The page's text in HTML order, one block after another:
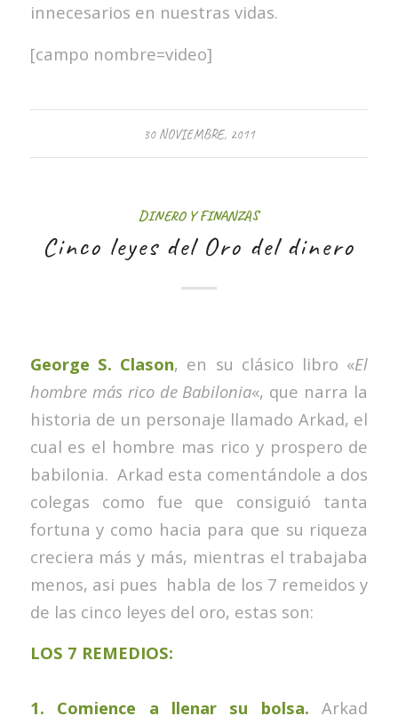
innecesarios en nuestras vidas.
[campo nombre=video]
30 NOVIEMBRE, 2011
DINERO Y FINANZAS
Cinco leyes del Oro del dinero
George S. Clason, en su clásico libro «El
hombre más rico de Babilonia«, que narra la
historia de un personaje llamado Arkad, el
cual es el hombre mas rico y prospero de
babilonia. Arkad esta comentándole a dos
colegas como fue que consiguió tanta
fortuna y como hacia para que su riqueza
creciera más y más, mientras el trabajaba
menos, asi pues habla de los 7 remeidos y
de las cinco leyes del oro, estas son:
LOS 7 REMEDIOS:
1. Comience a llenar su bolsa. Arkad